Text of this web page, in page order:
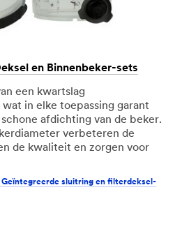
en Binnenbeker-sets
een kwartslag
in elke toepassing garant
afdichting van de beker.
verbeteren de
de kwaliteit en zorgen voor
sluitring en filterdeksel-